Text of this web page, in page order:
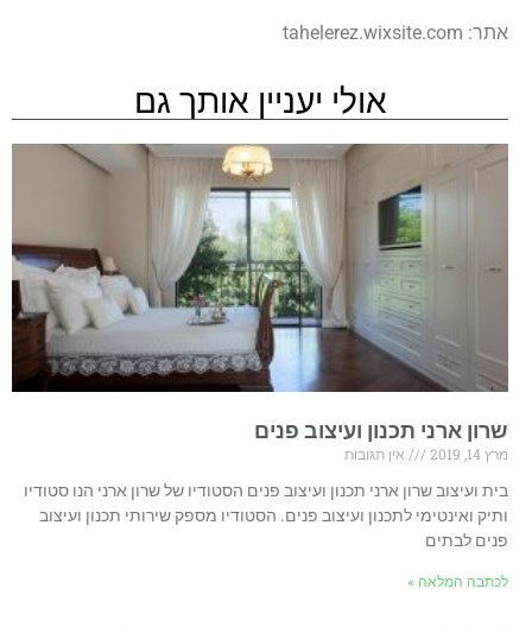
אתר: tahelerez.wixsite.com
אולי יעניין אותך גם
שרון ארני תכנון ועיצוב פנים
מרץ 14, 2019
אין תגובות
בית ועיצוב שרון ארני תכנון ועיצוב פנים הסטודיו של שרון ארני הנו סטודיו
ותיק ואינטימי לתכנון ועיצוב פנים. הסטודיו מספק שירותי תכנון ועיצוב
פנים לבתים
לכתבה המלאה »